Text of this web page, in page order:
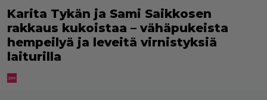
Karita Tykän ja Sami Saikkosen
rakkaus kukoistaa – vähäpukeista
hempeilyä ja leveitä virnistyksiä
laiturilla